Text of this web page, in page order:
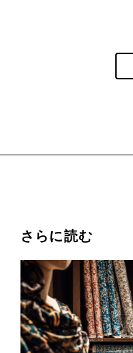
さらに読む